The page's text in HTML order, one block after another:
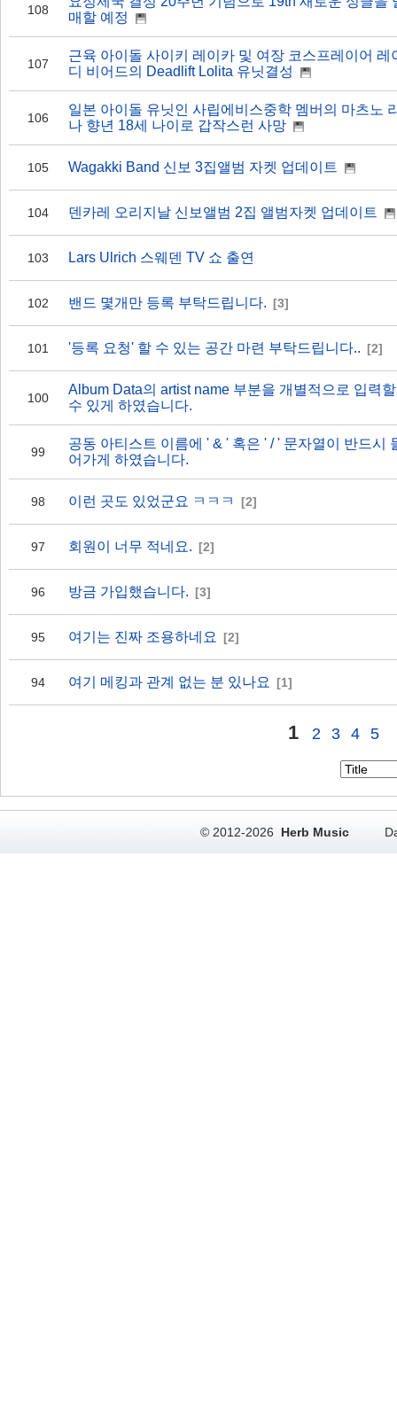
108
매할 예정
107
근육 아이돌 사이키 레이카 및 여장 코스프레이어 레
디 비어드의 Deadlift Lolita 유닛결성
106
일본 아이돌 유닛인 사립에비스중학 멤버의 마츠노
나 향년 18세 나이로 갑작스런 사망
105 Wagakki Band 신보 3집앨범 자켓 업데이트
104 덴카레 오리지날 신보앨범 2집 앨범자켓 업데이트
103 Lars Ulrich 스웨덴 TV 쇼 출연
102 밴드 몇개만 등록 부탁드립니다. [3]
101 '등록 요청' 할 수 있는 공간 마련 부탁드립니다.. [2]
100
Album Data의 artist name 부분을 개별적으로 입력할
수 있게 하였습니다.
99
공동 아티스트 이름에 ' & ' 혹은 ' / ' 문자열이 반드시
어가게 하였습니다.
98 이런 곳도 있었군요 ㅋㅋㅋ [2]
97 회원이 너무 적네요. [2]
96 방금 가입했습니다. [3]
95 여기는 진짜 조용하네요 [2]
94 여기 메킹과 관계 없는 분 있나요 [1]
1 2 3 4 5
© 2012-2026 Herb Music